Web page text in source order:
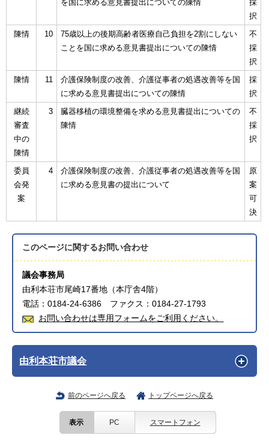
を国に求める意見書提出についての陳情
採
択
陳情
10
75歳以上の後期高齢者医療自己負担を2割にしない
ことを国に求める意見書提出についての陳情
不
採
択
陳情
11
介護保険制度の改善、介護従事者の処遇改善等を国
に求める意見書提出についての陳情
採
択
継続
審査
中の
陳情
3
臓器移植の環境整備を求める意見書提出についての
陳情
不
採
択
委員
会発
案
4
介護保険制度の改善、介護従事者の処遇改善等を国
に求める意見書の提出について
原
案
可
決
このページに関するお問い合わせ
議会事務局
由利本荘市尾崎17番地（本庁舎4階）
電話：0184-24-6386 ファクス：0184-27-1793
お問い合わせは専用フォームをご利用ください。
由利本荘市議会
前のページへ戻る トップページへ戻る
表示 PC スマートフォン